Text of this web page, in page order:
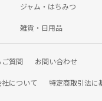
ジャム・はちみつ
雑貨・日用品
質問 お問い合わせ
について 特定商取引法に